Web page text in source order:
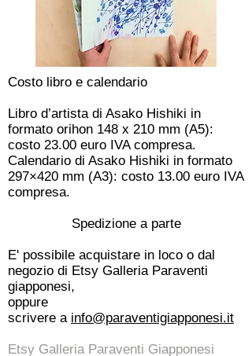
Costo libro e calendario
Libro d’artista di Asako Hishiki in
formato orihon 148 x 210 mm (A5):
costo 23.00 euro IVA compresa.
Calendario di Asako Hishiki in formato
297×420 mm (A3): costo 13.00 euro IVA
compresa.
Spedizione a parte
E' possibile acquistare in loco o dal
negozio di Etsy Galleria Paraventi
giapponesi,
oppure
scrivere a info@paraventigiapponesi.it
Etsy Galleria Paraventi Giapponesi